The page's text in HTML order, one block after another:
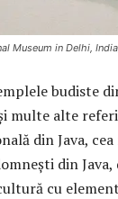
Museum in Delhi,
budiste
multe alte
din Java,
din
cu